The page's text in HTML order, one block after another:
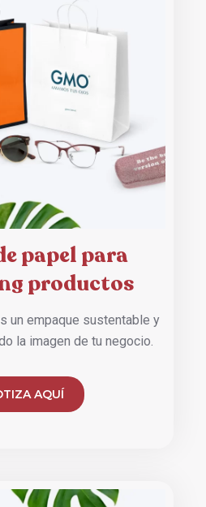
papel para
productos
un empaque sustentable y
la imagen de tu negocio.
AQUÍ